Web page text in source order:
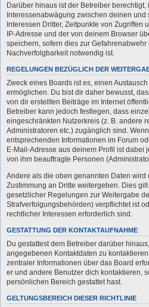
Darüber hinaus ist der Betreiber berechtigt,
Interessenabwägung zwischen deinen und
Interessen Dritter, Zeitpunkte von Zugriffen
IP-Adresse und der von deinem Browser
speichern, sofern dies zur Gefahrenabwehr
Nachverfolgbarkeit notwendig ist.
REGELUNGEN BEZÜGLICH DER
Zweck eines Boards ist es, einen
ermöglichen. Du bist dir daher bewusst,
von dir erstellten Beiträge im Internet
Betreiber kann jedoch festlegen, dass
eingeschränkten Nutzerkreis (z. B. andere
Administratoren etc.) zugänglich sind.
entsprechenden Informationen im Forum
E-Mail-Adresse aus deinem Profil ist dabei
von ihm beauftragte Personen
Andere als die oben genannten Daten wird
Zustimmung an Dritte weitergeben. Dies
gesetzlicher Regelungen zur Weitergabe
Strafverfolgungsbehörden) verpflichtet ist
rechtlicher Interessen erforderlich sind.
GESTATTUNG DER KONTAKTAUFNAHME
Du gestattest dem Betreiber darüber
angegebenen Kontaktdaten zu
zentraler Informationen über das Board
er und andere Benutzer dich kontaktieren,
persönlichen Bereich gestattet hast.
GELTUNGSBEREICH DIESER RICHTLINIE